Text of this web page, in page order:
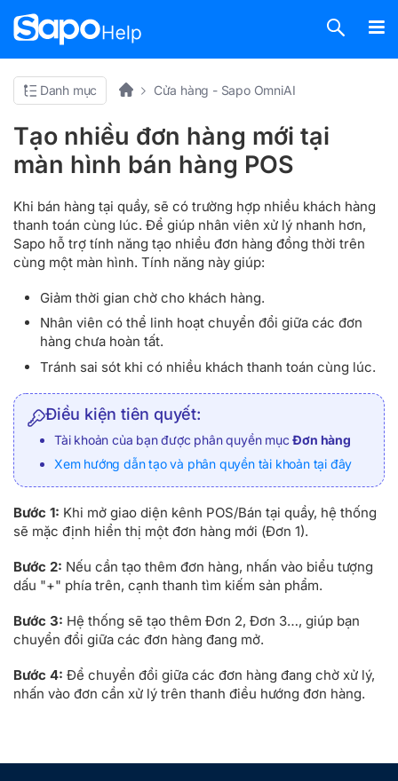
Danh mục Cửa hàng - Sapo OmniAI
Tạo nhiều đơn hàng mới tại
màn hình bán hàng POS
Khi bán hàng tại quầy, sẽ có trường hợp nhiều khách hàng
thanh toán cùng lúc. Để giúp nhân viên xử lý nhanh hơn,
Sapo hỗ trợ tính năng tạo nhiều đơn hàng đồng thời trên
cùng một màn hình. Tính năng này giúp:
Giảm thời gian chờ cho khách hàng.
Nhân viên có thể linh hoạt chuyển đổi giữa các đơn
hàng chưa hoàn tất.
Tránh sai sót khi có nhiều khách thanh toán cùng lúc.
Điều kiện tiên quyết:
Tài khoản của bạn được phân quyền mụcĐơn hàng
Xem hướng dẫn tạo và phân quyền tài khoản tại đây
Bước 1: Khi mở giao diện kênh POS/Bán tại quầy, hệ thống
sẽ mặc định hiển thị một đơn hàng mới (Đơn 1).
Bước 2: Nếu cần tạo thêm đơn hàng, nhấn vào biểu tượng
dấu "+" phía trên, cạnh thanh tìm kiếm sản phẩm.
Bước 3: Hệ thống sẽ tạo thêm Đơn 2, Đơn 3…, giúp bạn
chuyển đổi giữa các đơn hàng đang mở.
Bước 4: Để chuyển đổi giữa các đơn hàng đang chờ xử lý,
nhấn vào đơn cần xử lý trên thanh điều hướng đơn hàng.